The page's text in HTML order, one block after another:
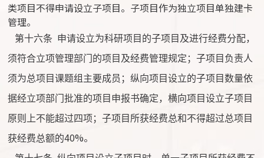
类项目不得申请设立子项目。子项目作为独立项目单独建卡
管理。
第十六条 申请设立为科研项目的子项目及进行经费分配，
须符合立项管理部门的项目及经费管理规定；子项目负责人
须为总项目课题组主要成员；纵向项目设立的子项目数量依
据经立项部门批准的项目申报书确定，横向项目设立子项目
原则上不能超过四项；子项目所获经费总和不得超过总项目
获经费总额的40%。